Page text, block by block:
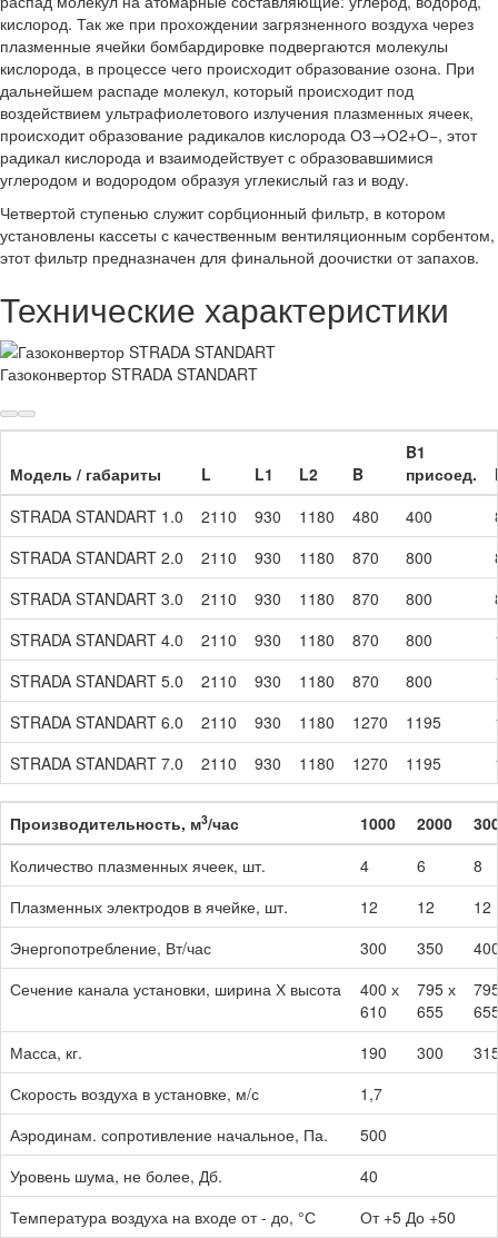
кислород. Так же при прохождении загрязненного воздуха через
плазменные ячейки бомбардировке подвергаются молекулы
кислорода, в процессе чего происходит образование озона. При
дальнейшем распаде молекул, который происходит под
воздействием ультрафиолетового излучения плазменных ячеек,
происходит образование радикалов кислорода О3→О2+О−, этот
радикал кислорода и взаимодействует с образовавшимися
углеродом и водородом образуя углекислый газ и воду.
Четвертой ступенью служит сорбционный фильтр, в котором
установлены кассеты с качественным вентиляционным сорбентом,
этот фильтр предназначен для финальной доочистки от запахов.
Технические характеристики
Газоконвертор STRADA STANDART
Модель / габариты L L1 L2 B
B1
присоед.
STRADA STANDART 1.0
2110 930 1180 480 400
STRADA STANDART 2.0
2110 930 1180 870 800
STRADA STANDART 3.0
2110 930 1180 870 800
STRADA STANDART 4.0
2110 930 1180 870 800
STRADA STANDART 5.0
2110 930 1180 870 800
STRADA STANDART 6.0
2110 930 1180 1270 1195
STRADA STANDART 7.0
2110 930 1180 1270 1195
Производительность, м3/час 1000 2000
Количество плазменных ячеек, шт.
4 6
8
Плазменных электродов в ячейке, шт.
12 12
12
Энергопотребление, Вт/час
300 350
Сечение канала установки, ширина Х высота
400 х
610
795 х
655
Масса, кг.
190 300
Скорость воздуха в установке, м/с
1,7
Аэродинам. сопротивление начальное, Па.
500
Уровень шума, не более, Дб.
40
Температура воздуха на входе от - до, °С
От +5 До +50